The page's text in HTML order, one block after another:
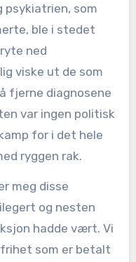
psykiatrien, som
ble i stedet
ned
viske ut de som
fjerne diagnosene
var ingen politisk
for i det hele
ryggen rak.
meg disse
og nesten
hadde vært. Vi
frihet som er betalt